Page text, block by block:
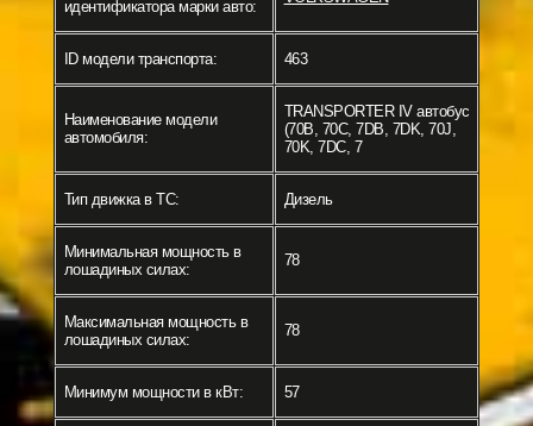
идентификатора марки авто:
ID модели транспорта: 463
Наименование модели
автомобиля:
TRANSPORTER IV автобус
(70B, 70C, 7DB, 7DK, 70J,
70K, 7DC, 7
Тип движка в ТС: Дизель
Минимальная мощность в
лошадиных силах:
78
Максимальная мощность в
лошадиных силах:
78
Минимум мощности в кВт: 57